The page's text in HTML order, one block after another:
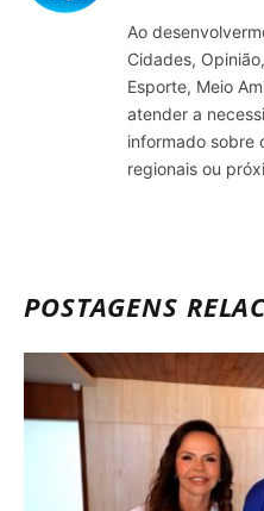
Ao
Cidades,
Esporte, Meio
atender a
informado sobre
regionais ou
POSTAGENS